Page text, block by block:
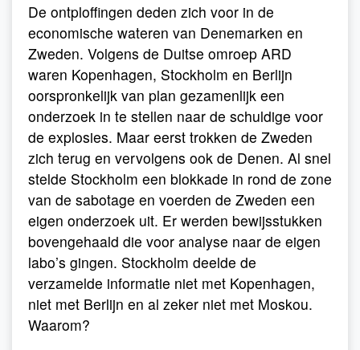
De ontploffingen deden zich voor in de
economische wateren van Denemarken en
Zweden. Volgens de Duitse omroep ARD
waren Kopenhagen, Stockholm en Berlijn
oorspronkelijk van plan gezamenlijk een
onderzoek in te stellen naar de schuldige voor
de explosies. Maar eerst trokken de Zweden
zich terug en vervolgens ook de Denen. Al snel
stelde Stockholm een blokkade in rond de zone
van de sabotage en voerden de Zweden een
eigen onderzoek uit. Er werden bewijsstukken
bovengehaald die voor analyse naar de eigen
labo’s gingen. Stockholm deelde de
verzamelde informatie niet met Kopenhagen,
niet met Berlijn en al zeker niet met Moskou.
Waarom?